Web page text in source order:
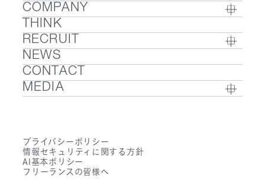
BUSINESS TOP
- ウェルビーイング
- 医療人材
- 医業承継M&A
COMPANY
COMPANY TOP / グループ代表挨拶・会社概
要
- グループ企業一覧・事業拠点
- 数字で見るエムステージグループ
THINK
RECRUIT
RECRUIT TOP
- 採用メッセージ
- 社内制度
- 働く環境
- FAQ
NEWS
CONTACT
MEDIA
- Dr. アルなび
プライバシーポリシー
情報セキュリティに関する方針
AI基本ポリシー
フリーランスの皆様へ